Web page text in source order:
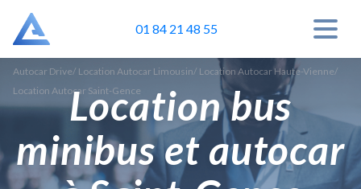
01 84 21 48 55
Autocar Drive/ Location Autocar Limousin/ Location Autocar Haute-Vienne/
Location Autocar Saint-Gence
Location bus
minibus et autocar